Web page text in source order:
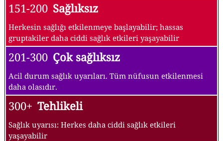
151-200 Sağlıksız
Herkesin sağlığı etkilenmeye başlayabilir; hassas
gruptakiler daha ciddi sağlık etkileri yaşayabilir
201-300 Çok sağlıksız
Acil durum sağlık uyarıları. Tüm nüfusun etkilenmesi
daha olasıdır.
300+ Tehlikeli
Sağlık uyarısı: Herkes daha ciddi sağlık etkileri
yaşayabilir